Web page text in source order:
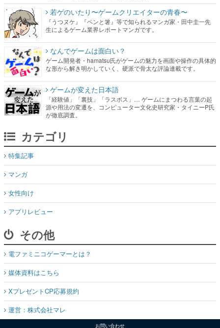
若ゲのいたり〜ゲームクリエイターの青春〜
『うつヌケ』『ペンと箸』等で知られるマンガ家・田中圭一先
生によるゲーム業界レポートマンガです。
なんでゲームは面白い？
ゲーム開発者・hamatsu氏がゲームの魅力を画面や操作の具体的
な形から解き明かしていく、硬派で骨太な評論連載です。
ゲームが変えた日本語
「経験値」「裏技」「ラスボス」… ゲームにまつわる言葉の起
源や用法の変遷を、コンピューター文化史研究家・タイニーP氏
が徹底調査。
カテゴリ
特集記事
マンガ
女性向け
アプリレビュー
その他
電ファミニコゲーマーとは？
媒体資料はこちら
XプレゼントCP応募規約
運営：株式会社マレ
お問い合わせ